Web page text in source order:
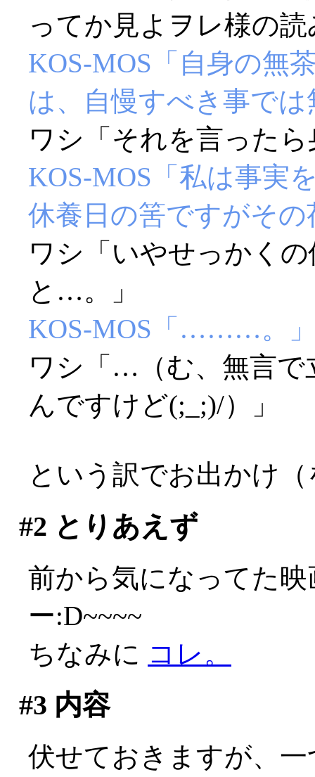
ってか見よヲレ様の
KOS-MOS「自身の無
は、自慢すべき事で
ワシ「それを言った
KOS-MOS「私は事実
休養日の筈ですがその
ワシ「いやせっかく
と…。」
KOS-MOS「………。
ワシ「…（む、無言で
んですけど(;_;)/）」
という訳でお出かけ
#2 とりあえず
前から気になってた
ー:D~~~~
ちなみに コレ。
#3 内容
伏せておきますが、